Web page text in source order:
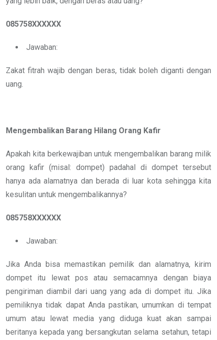
085758XXXXXX
Jawaban:
Zakat fitrah wajib dengan beras, tidak boleh diganti dengan
uang.
Mengembalikan Barang Hilang Orang Kafir
Apakah kita berkewajiban untuk mengembalikan barang milik
orang kafir (misal: dompet) padahal di dompet tersebut
hanya ada alamatnya dan berada di luar kota sehingga kita
kesulitan untuk mengembalikannya?
085758XXXXXX
Jawaban:
Jika Anda bisa memastikan pemilik dan alamatnya, kirim
dompet itu lewat pos atau semacamnya dengan biaya
pengiriman diambil dari uang yang ada di dompet itu. Jika
pemiliknya tidak dapat Anda pastikan, umumkan di tempat
umum atau lewat media yang diduga kuat akan sampai
beritanya kepada yang bersangkutan selama setahun, tetapi